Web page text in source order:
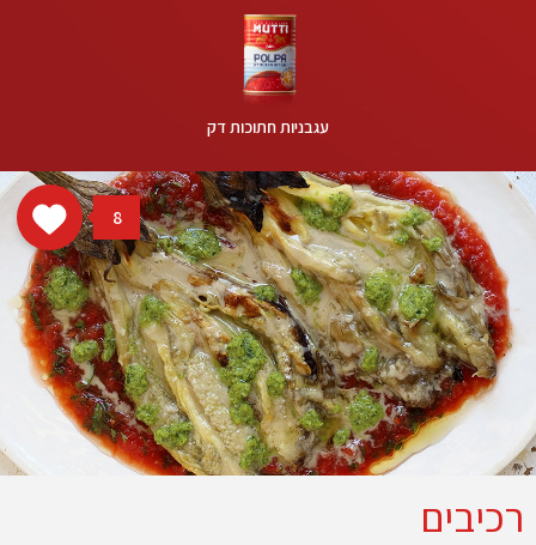
עגבניות חתוכות דק
8
רכיבים